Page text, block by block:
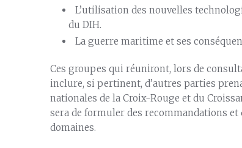
L’utilisation des nouvelles
du DIH.
La guerre maritime et ses
Ces groupes qui réuniront, lors de
inclure, si pertinent, d’autres parties
nationales de la Croix-Rouge et du
sera de formuler des recommandations
domaines.